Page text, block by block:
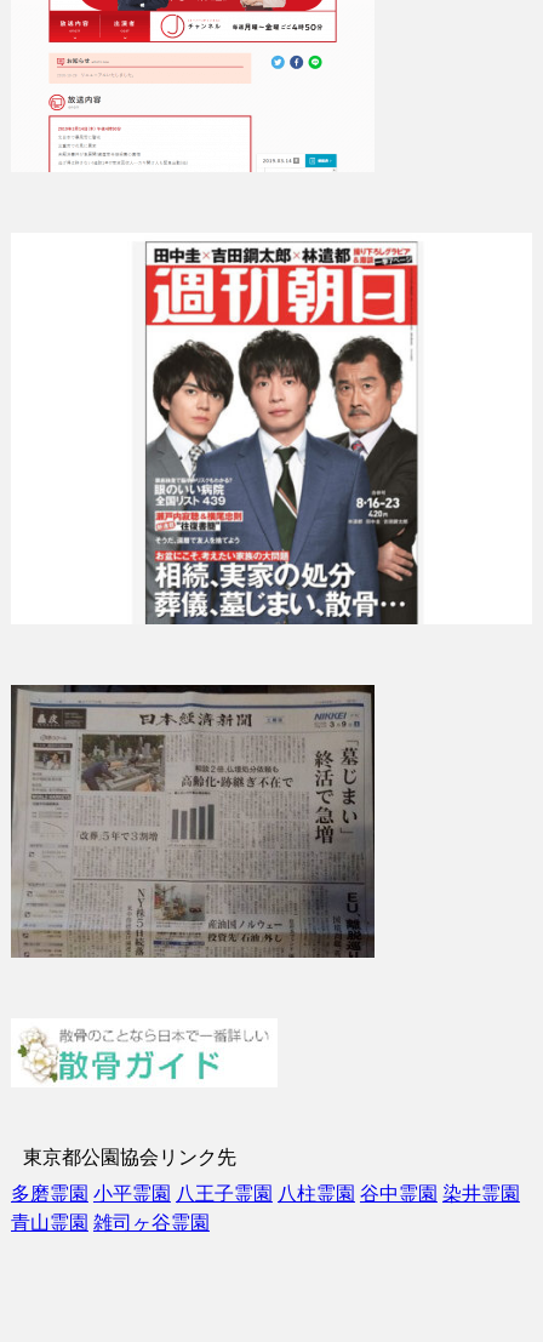
東京都公園協会リンク先
多磨霊園 小平霊園 八王子霊園 八柱霊園 谷中霊園 染井霊園
青山霊園 雑司ヶ谷霊園